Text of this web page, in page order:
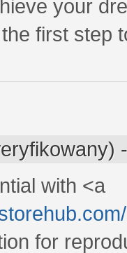
your
first step
with <a
for